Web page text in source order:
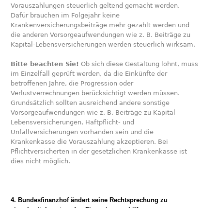
Vorauszahlungen steuerlich geltend gemacht werden.
Dafür brauchen im Folgejahr keine
Krankenversicherungsbeiträge mehr gezahlt werden und
die anderen Vorsorgeaufwendungen wie z. B. Beiträge zu
Kapital-Lebensversicherungen werden steuerlich wirksam.
Bitte beachten Sie! Ob sich diese Gestaltung lohnt, muss
im Einzelfall geprüft werden, da die Einkünfte der
betroffenen Jahre, die Progression oder
Verlustverrechnungen berücksichtigt werden müssen.
Grundsätzlich sollten ausreichend andere sonstige
Vorsorgeaufwendungen wie z. B. Beiträge zu Kapital-
Lebensversicherungen, Haftpflicht- und
Unfallversicherungen vorhanden sein und die
Krankenkasse die Vorauszahlung akzeptieren. Bei
Pflichtversicherten in der gesetzlichen Krankenkasse ist
dies nicht möglich.
4. Bundesfinanzhof ändert seine Rechtsprechung zu